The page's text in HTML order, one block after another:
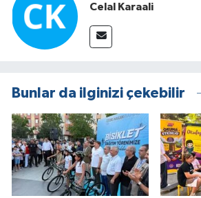
Celal Karaali
Bunlar da ilginizi çekebilir